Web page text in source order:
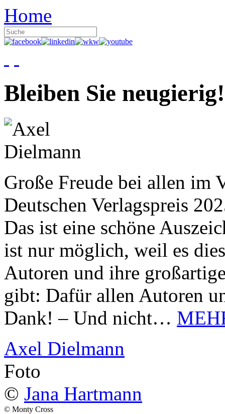
Home
Bleiben Sie neugierig!
Große Freude bei allen im
Deutschen Verlagspreis
Das ist eine schöne
ist nur möglich, weil es
Autoren und ihre
gibt: Dafür allen Autoren
Dank! – Und nicht…
Axel Dielmann
Foto
© Jana Hartmann
© Monty Cross